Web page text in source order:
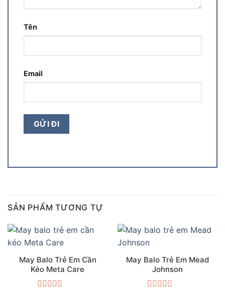
Tên
Email
SẢN PHẨM TƯƠNG TỰ
May Balo Trẻ Em Cần
Kéo Meta Care
May Balo Trẻ Em Mead
Johnson